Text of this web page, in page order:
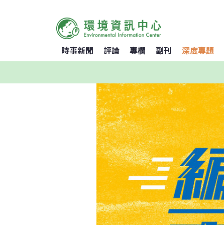
時事新聞 評論 專欄 副刊 深度專題